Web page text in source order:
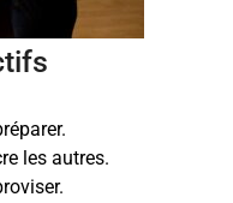
les autres.